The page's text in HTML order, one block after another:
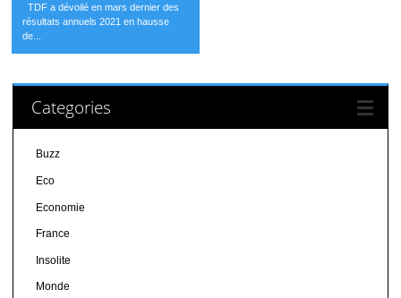
TDF a dévoilé en mars dernier des
résultats annuels 2021 en hausse
de...
Categories
Buzz
Eco
Economie
France
Insolite
Monde